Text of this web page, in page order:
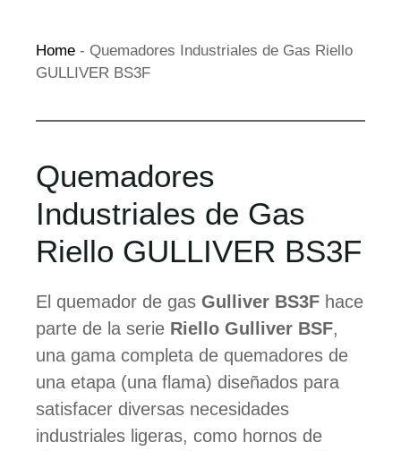
Home - Quemadores Industriales de Gas Riello
GULLIVER BS3F
Quemadores
Industriales de Gas
Riello GULLIVER BS3F
El quemador de gas Gulliver BS3F hace
parte de la serie Riello Gulliver BSF,
una gama completa de quemadores de
una etapa (una flama) diseñados para
satisfacer diversas necesidades
industriales ligeras, como hornos de